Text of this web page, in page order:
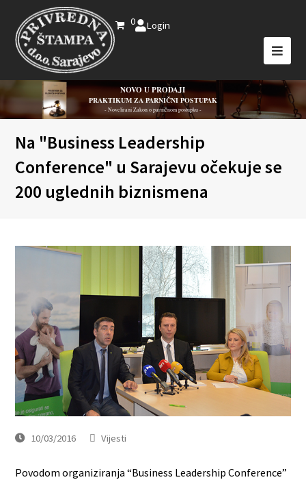
0 Login
NOVO U PRODAJI
PRAKTIKUM ZA PARNIČNI POSTUPAK
- Novelirani Zakon o parničnom postupku -
Na "Business Leadership
Conference" u Sarajevu očekuje se
200 uglednih biznismena
10/03/2016 Vijesti
Povodom organiziranja “Business Leadership Conference”